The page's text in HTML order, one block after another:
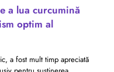
a lua curcumină
optim al
a fost mult timp apreciată